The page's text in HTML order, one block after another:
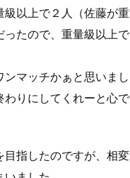
以上で２人（佐藤が
たので、重量級以上
ンマッチかぁと思いま
わりにしてくれーと心
目指したのですが、相